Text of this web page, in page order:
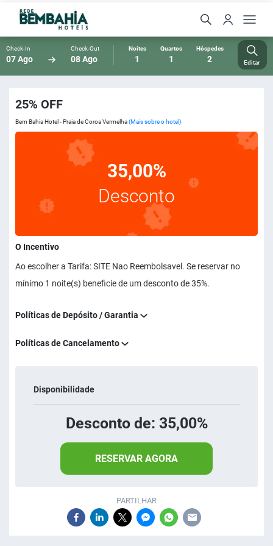
Check-In
07 Ago
Check-Out
08 Ago
Noites
1
Quartos
1
Hóspedes
2 Editar
25% OFF
Bem Bahia Hotel - Praia de Coroa Vermelha(Mais sobre o hotel)
35,00%
Desconto
O Incentivo
Ao escolher a Tarifa: SITE Nao Reembolsavel. Se reservar no
mínimo 1 noite(s) beneficie de um desconto de 35%.
Políticas de Depósito / Garantia
Políticas de Cancelamento
Disponibilidade
Desconto de: 35,00%
RESERVAR AGORA
PARTILHAR